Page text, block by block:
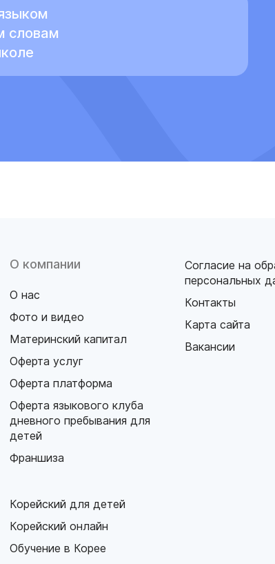
словам
О компании
О нас
Фото и видео
Материнский капитал
Оферта услуг
Оферта платформа
Оферта языкового клуба
дневного пребывания для
детей
Франшиза
Согласие на
персональных
Контакты
Карта сайта
Вакансии
Корейский для детей
Корейский онлайн
Обучение в Корее